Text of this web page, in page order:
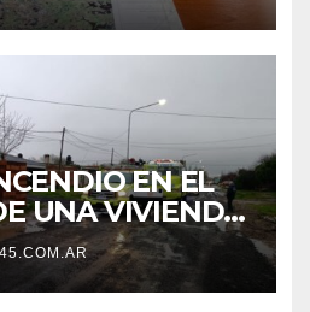
EN EL
UNA VIVIENDA
POR